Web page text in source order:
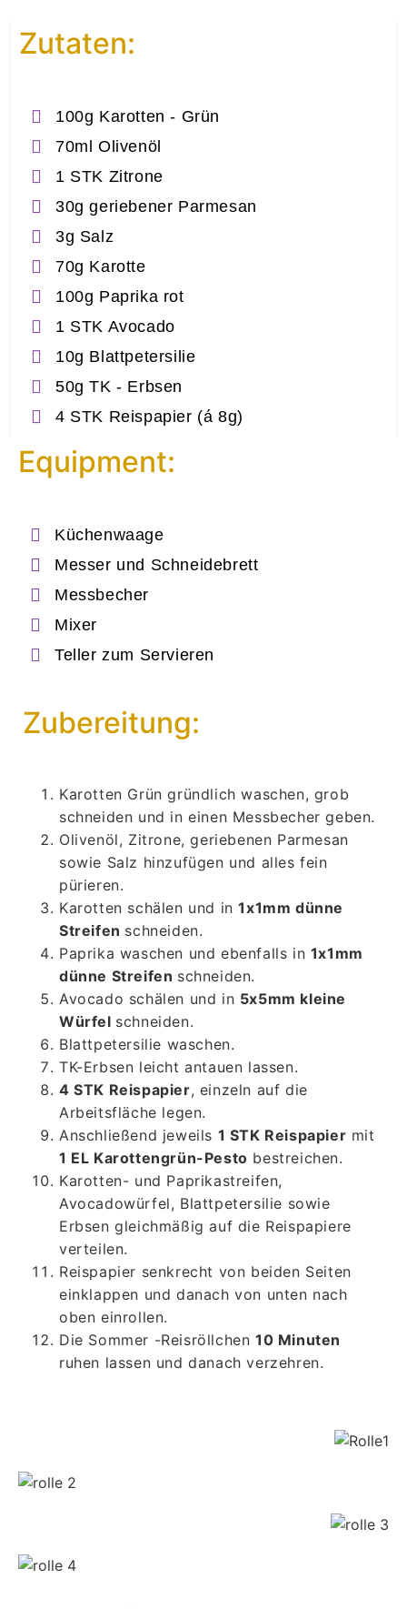
Zutaten:
100g Karotten - Grün
70ml Olivenöl
1 STK Zitrone
30g geriebener Parmesan
3g Salz
70g Karotte
100g Paprika rot
1 STK Avocado
10g Blattpetersilie
50g TK - Erbsen
4 STK Reispapier (á 8g)
Equipment:
Küchenwaage
Messer und Schneidebrett
Messbecher
Mixer
Teller zum Servieren
Zubereitung:
Karotten Grün gründlich waschen, grob
schneiden und in einen Messbecher geben.
Olivenöl, Zitrone, geriebenen Parmesan
sowie Salz hinzufügen und alles fein
pürieren.
Karotten schälen und in1x1mm dünne
Streifen schneiden.
Paprika waschen und ebenfalls in 1x1mm
dünne Streifen schneiden.
Avocado schälen und in 5x5mm kleine
Würfel schneiden.
Blattpetersilie waschen.
TK-Erbsen leicht antauen lassen.
4 STK Reispapier, einzeln auf die
Arbeitsfläche legen.
Anschließend jeweils 1 STK Reispapier mit
1 EL Karottengrün-Pesto bestreichen.
Karotten- und Paprikastreifen,
Avocadowürfel, Blattpetersilie sowie
Erbsen gleichmäßig auf die Reispapiere
verteilen.
Reispapier senkrecht von beiden Seiten
einklappen und danach von unten nach
oben einrollen.
Die Sommer -Reisröllchen 10 Minuten
ruhen lassen und danach verzehren.